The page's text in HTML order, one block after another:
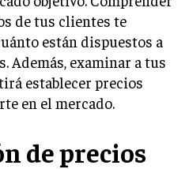
de tus clientes te
están dispuestos a
Además, examinar a tus
establecer precios
en el mercado.
de precios